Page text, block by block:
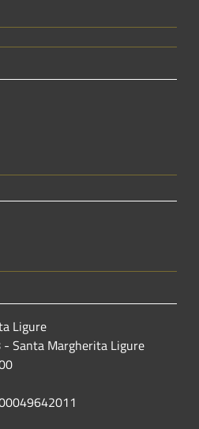
Ligure
Santa Margherita Ligure